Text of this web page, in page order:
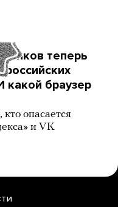
теперь
какой браузер
опасается
и VK